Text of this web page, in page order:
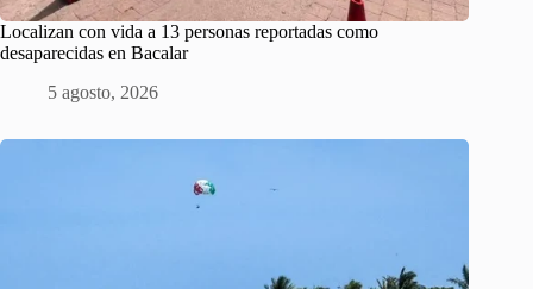
Localizan con vida a 13 personas reportadas como
desaparecidas en Bacalar
5 agosto, 2026